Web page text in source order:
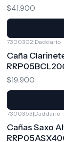
$41.900
7300302|Daddario
Caña
$19.900
7300353|Daddario
Cañas Saxo